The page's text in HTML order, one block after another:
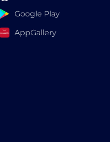
Google Play
AppGallery